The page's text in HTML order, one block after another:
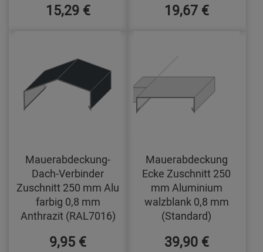
15,29 € 19,67 €
Mauerabdeckung-
Dach-Verbinder
Zuschnitt 250 mm Alu
farbig 0,8 mm
Anthrazit (RAL7016)
9,95 €
Mauerabdeckung
Ecke Zuschnitt 250
mm Aluminium
walzblank 0,8 mm
(Standard)
39,90 €